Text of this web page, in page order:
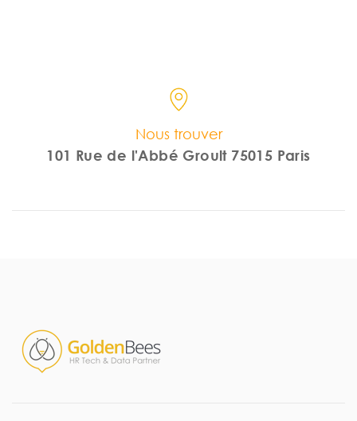
Nous trouver
101 Rue de l'Abbé Groult 75015 Paris